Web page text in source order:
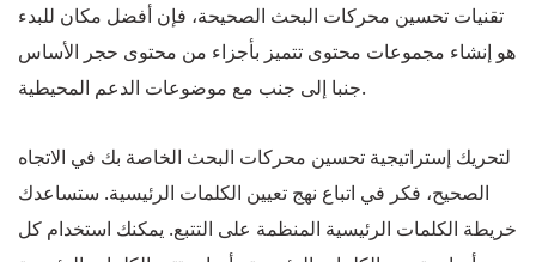
تقنيات تحسين محركات البحث الصحيحة، فإن أفضل مكان للبدء
هو إنشاء مجموعات محتوى تتميز بأجزاء من محتوى حجر الأساس
جنبا إلى جنب مع موضوعات الدعم المحيطية.
لتحريك إستراتيجية تحسين محركات البحث الخاصة بك في الاتجاه
الصحيح، فكر في اتباع نهج تعيين الكلمات الرئيسية. ستساعدك
خريطة الكلمات الرئيسية المنظمة على التتبع. يمكنك استخدام كل